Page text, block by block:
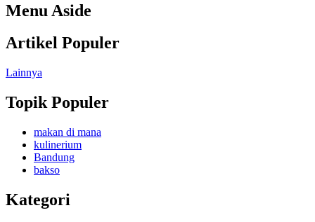
Menu Aside
Artikel Populer
Lainnya
Topik Populer
makan di mana
kulinerium
Bandung
bakso
Kategori